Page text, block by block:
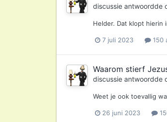
discussie antwoordde
Helder. Dat klopt hierin
7 juli 2023 150
Waarom stierf
discussie antwoordde
Weet je ook toevallig
26 juni 2023